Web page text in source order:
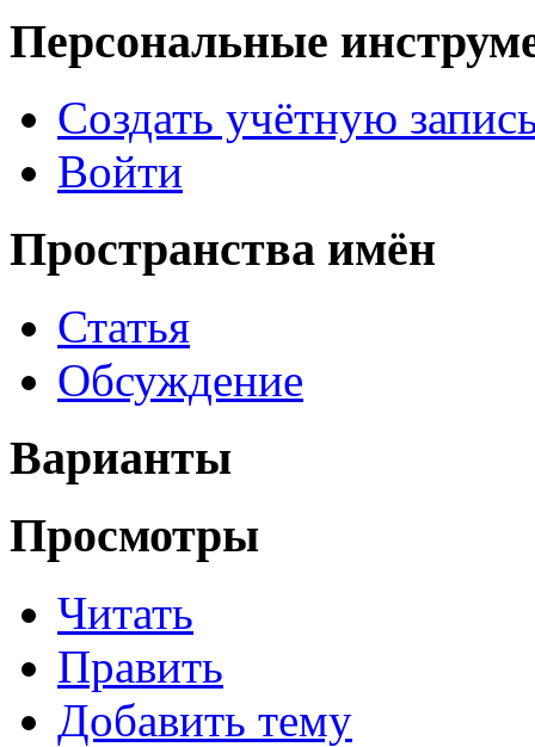
Персональные
Создать учётную
Войти
Пространства имён
Статья
Обсуждение
Варианты
Просмотры
Читать
Править
Добавить тему